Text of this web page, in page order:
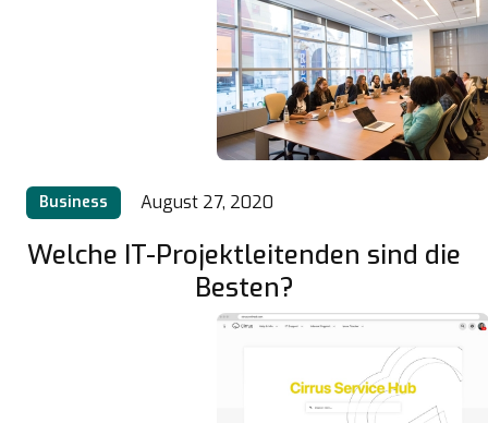
Business August 27, 2020
Welche IT-Projektleitenden sind die
Besten?